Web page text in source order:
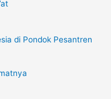
di Pondok Pesantren